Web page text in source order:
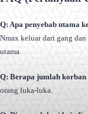
Q: Apa penyebab utama
Nmax keluar dari gang
utama.
Q: Berapa jumlah
orang luka-luka.